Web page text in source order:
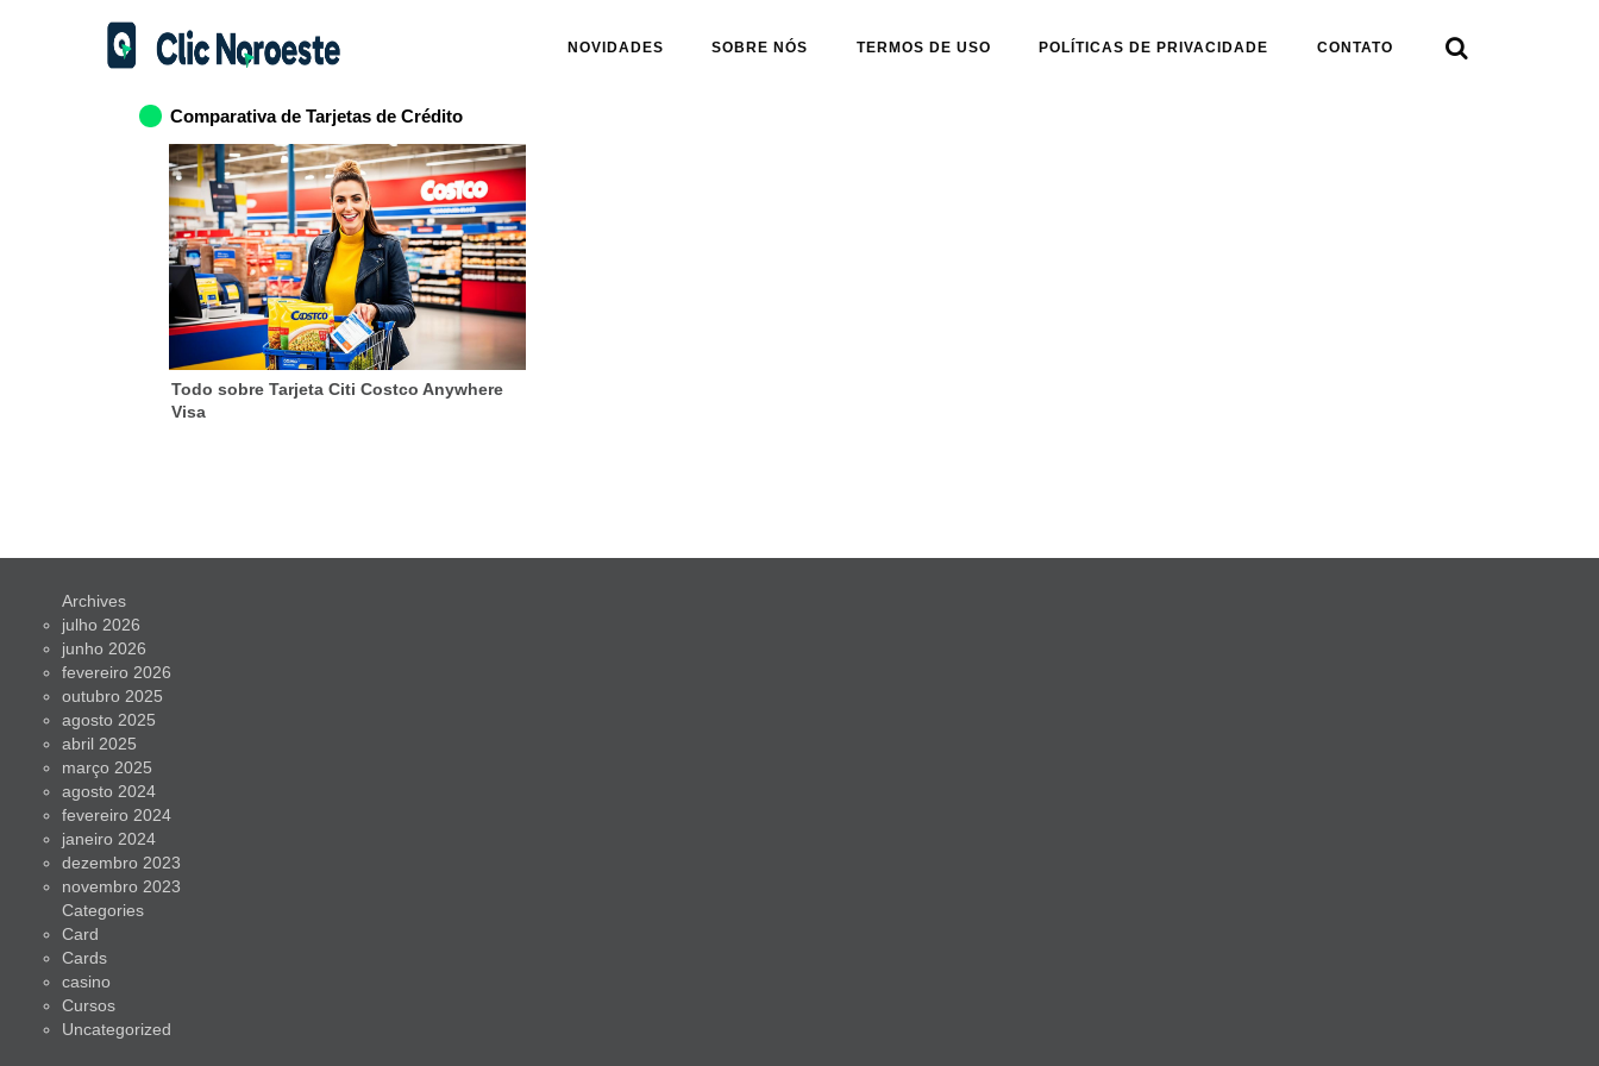
NOVIDADES SOBRE NÓS TERMOS DE USO POLÍTICAS DE PRIVACIDADE CONTATO 
Comparativa de Tarjetas de Crédito
Todo sobre Tarjeta Citi Costco Anywhere
Visa
Archives
julho 2026
junho 2026
fevereiro 2026
outubro 2025
agosto 2025
abril 2025
março 2025
agosto 2024
fevereiro 2024
janeiro 2024
dezembro 2023
novembro 2023
Categories
Card
Cards
casino
Cursos
Uncategorized